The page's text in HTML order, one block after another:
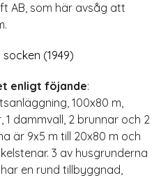
AB, som här avsåg att
(1949)
enligt föjande:
100x80 m,
dammvall, 2 brunnar och 2
är 9x5 m till 20x80 m och
3 av husgrunderna
en rund tillbyggnad,